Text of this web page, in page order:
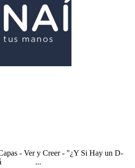
- Ver y Creer - "¿Y Si Hay un D-
Jalá ...